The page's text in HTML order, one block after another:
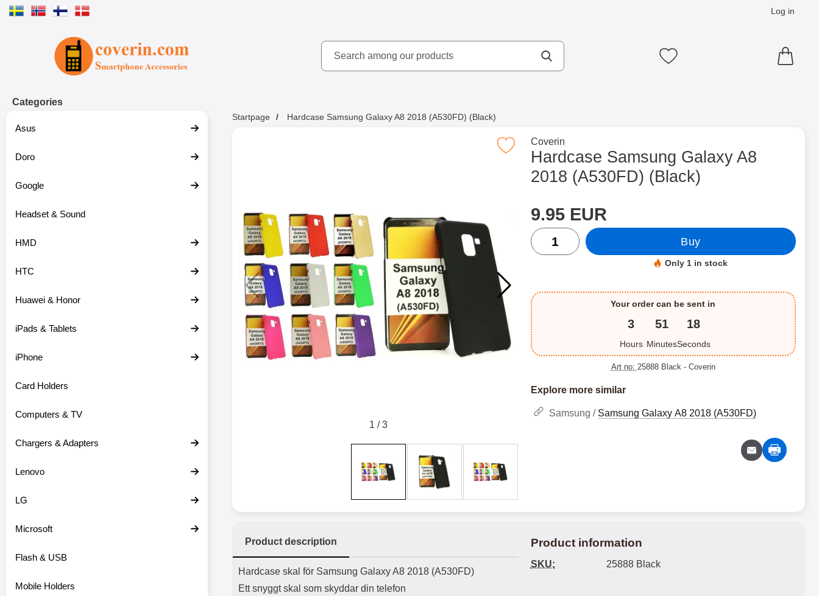
Log in
Search
Search among our productsMake search My favourites
Categories
Asus
Doro
Google
Headset & Sound
HMD
HTC
Huawei & Honor
iPads & Tablets
iPhone
Card Holders
Computers & TV
Chargers & Adapters
Lenovo
LG
Microsoft
Flash & USB
Mobile Holders
Startpage Hardcase Samsung Galaxy A8 2018 (A530FD) (Black)
Mark hardcase Samsung Galaxy A8 2018 (A530FD) (Black) as favourite
1 /3
Go to brand page for
Coverin
Hardcase Samsung Galaxy A8
2018 (A530FD) (Black)
price
9.95 EUR
quantity
Buy
Product availability:
Only 1 in stock
Your order can be sent in
3
Hours
51
Minutes
17
Seconds
Art no: 25888 Black - Coverin
Explore more similar
Samsung / Samsung Galaxy A8 2018 (A530FD)
Product description
Product description
Hardcase skal för Samsung Galaxy A8 2018 (A530FD)
Ett snyggt skal som skyddar din telefon
Product information
SKU: 25888 Black